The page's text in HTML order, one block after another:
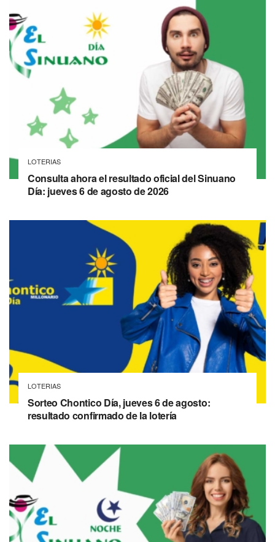
LOTERIAS
Consulta ahora el resultado oficial del Sinuano
Día: jueves 6 de agosto de 2026
LOTERIAS
Sorteo Chontico Día, jueves 6 de agosto:
resultado confirmado de la lotería